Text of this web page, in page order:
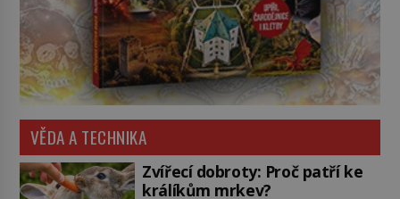
VĚDA A TECHNIKA
Zvířecí dobroty: Proč patří ke
králíkům mrkev?